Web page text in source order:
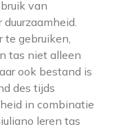
van
te gebruiken,
tas niet alleen
ook bestand is
des tijds
in combinatie
leren tas